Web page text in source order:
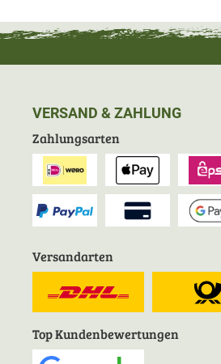
VERSAND & ZAHLUNG
Zahlungsarten
Versandarten
Top Kundenbewertungen